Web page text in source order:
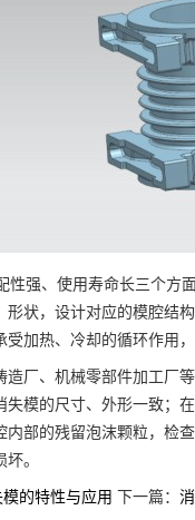
强、使用寿命长三个方
状，设计对应的模腔结
加热、冷却的循环作用
、机械零部件加工厂
模的尺寸、外形一致；
部的残留泡沫颗粒，检
。
的特性与应用 下一篇：